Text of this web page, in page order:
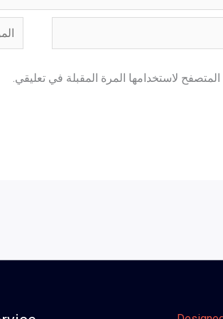
لاستخدامها المرة المقبلة في تعليقي.